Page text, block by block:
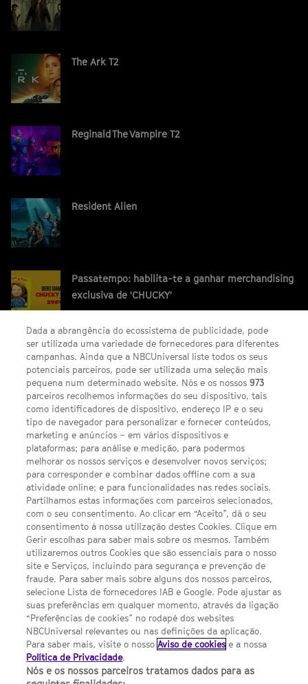
The Ark T2
Reginald The Vampire T2
Resident Alien
Passatempo: habilita-te a ganhar merchandising
exclusiva de 'CHUCKY'
SEGUE-NOS
FACEBOOK
TWITTER
YOUTUBEINSTAGRAM
LINKS ÚTEIS
Escolhas de Anúncios
Política de privacidade
Termos E Condições
FILMES
UMA DIVISÃO DA NBCUNIVERSAL
Contact us by email: contact.SYFYPortugal@ncbuni.com
NBC Universal Global Networks España S.L.U. is wholly owned
Dada a abrangência do ecossistema de publicidade, pode
ser utilizada uma variedade de fornecedores para diferentes
campanhas. Ainda que a NBCUniversal liste todos os seus
potenciais parceiros, pode ser utilizada uma seleção mais
pequena num determinado website. Nós e os nossos973
parceiros recolhemos informações do seu dispositivo, tais
como identificadores de dispositivo, endereço IP e o seu
tipo de navegador para personalizar e fornecer conteúdos,
marketing e anúncios – em vários dispositivos e
plataformas; para análise e medição, para podermos
melhorar os nossos serviços e desenvolver novos serviços;
para corresponder e combinar dados offline com a sua
atividade online; e para funcionalidades nas redes sociais.
Partilhamos estas informações com parceiros selecionados,
com o seu consentimento. Ao clicar em “Aceito”, dá o seu
consentimento à nossa utilização destes Cookies. Clique em
Gerir escolhas para saber mais sobre os mesmos. Também
utilizaremos outros Cookies que são essenciais para o nosso
site e Serviços, incluindo para segurança e prevenção de
fraude. Para saber mais sobre alguns dos nossos parceiros,
selecione Lista de fornecedores IAB e Google. Pode ajustar as
suas preferências em qualquer momento, através da ligação
“Preferências de cookies” no rodapé dos websites
NBCUniversal relevantes ou nas definições da aplicação.
Para saber mais, visite o nossoAviso de cookies e a nossa
Política de Privacidade.
Nós e os nossos parceiros tratamos dados para as